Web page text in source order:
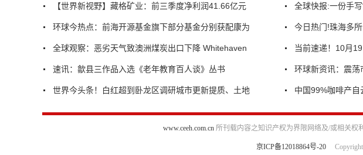
【世界新视野】藏格矿业：前三季度净利润41.66亿元
环球今热点：前海开源基金旗下部分基金分别获配康为
全球观察：恶劣天气致澳洲煤炭出口下降 Whitehaven
速讯：歙县三作品入选《老年教育百人谈》丛书
世界今头条！白红超到卧龙区调研城市更新提质、土地
全球快报:一份手
今日热门!珠海多
当前速递！10月
环球新资讯：震荡
中国99%咖啡产
www.ceeh.com.cn所刊载内容之知识产权为界限网络及/或相关权
京ICP备12018864号-20 Copyright